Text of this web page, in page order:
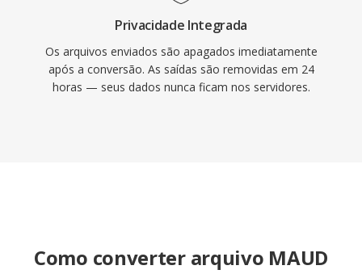
Privacidade Integrada
Os arquivos enviados são apagados imediatamente
após a conversão. As saídas são removidas em 24
horas — seus dados nunca ficam nos servidores.
Como converter arquivo MAUD